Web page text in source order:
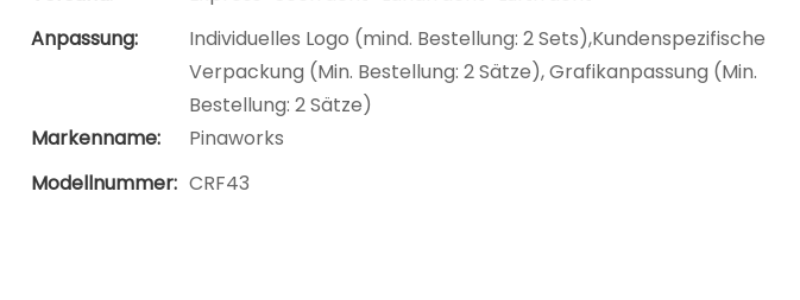
Anpassung:
Individuelles Logo (mind. Bestellung: 2 Sets),Kundenspezifische
Verpackung (Min. Bestellung: 2 Sätze), Grafikanpassung (Min.
Bestellung: 2 Sätze)
Markenname:
Pinaworks
Modellnummer: CRF43